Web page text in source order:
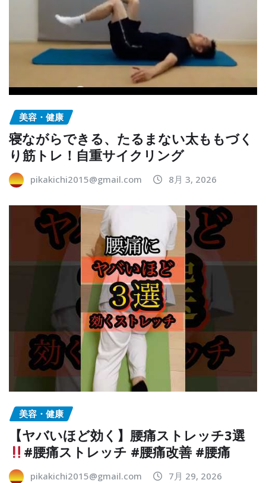
美容・健康
寝ながらできる、たるまない太ももづく
り筋トレ！自重サイクリング
pikakichi2015@gmail.com 8月 3, 2026
美容・健康
【ヤバいほど効く】腰痛ストレッチ3選
#腰痛ストレッチ #腰痛改善 #腰痛
pikakichi2015@gmail.com 7月 29, 2026